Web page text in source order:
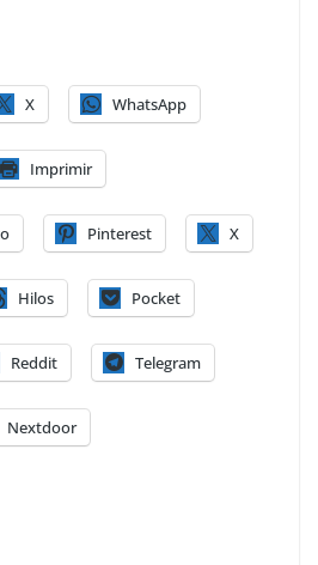
X WhatsApp
Imprimir
Pinterest X
Hilos Pocket
Reddit Telegram
Nextdoor